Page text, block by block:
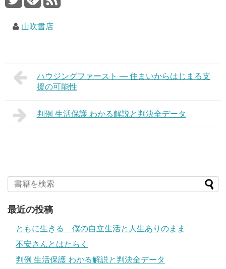
山吹書店
ハウジングファースト ― 住まいからはじまる支
援の可能性
判例 生活保護 わかる解説と判決全データ
最近の投稿
ともに生きる 僕の自立生活と人生ありのまま
不安さんとはたらく
判例 生活保護 わかる解説と判決全データ